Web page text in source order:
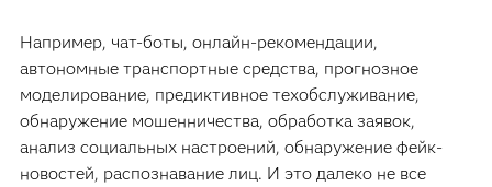
Например, чат-боты, онлайн-рекомендации,
автономные транспортные средства, прогнозное
моделирование, предиктивное техобслуживание,
обнаружение мошенничества, обработка заявок,
анализ социальных настроений, обнаружение фейк-
новостей, распознавание лиц. И это далеко не все